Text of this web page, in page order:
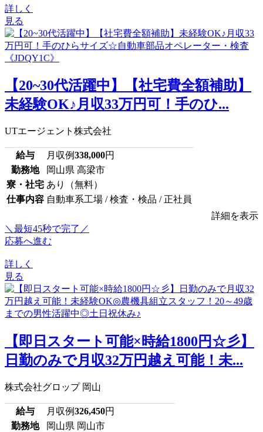
詳しく
見る
【20~30代活躍中】【社宅費全額補助】
未経験OK♪月収33万円可！手のひ...
UTエージェント株式会社
給与 月収例338,000円
勤務地
岡山県 高梁市
寮・社宅 あり（無料）
仕事内容 自動車系工場 / 検査・検品 / 正社員
詳細を表示
＼最短45秒で完了／
応募へ進む
詳しく
見る
【即日スタート可能×時給1800円☆彡】
日勤のみで月収32万円越え可能！未...
株式会社グロップ 岡山
給与 月収例326,450円
勤務地
岡山県 岡山市